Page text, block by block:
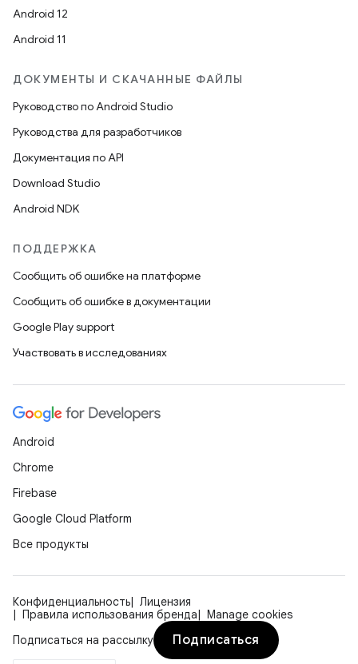
Android 12
Android 11
ДОКУМЕНТЫ И СКАЧАННЫЕ ФАЙЛЫ
Руководство по Android Studio
Руководства для разработчиков
Документация по API
Download Studio
Android NDK
ПОДДЕРЖКА
Сообщить об ошибке на платформе
Сообщить об ошибке в документации
Google Play support
Участвовать в исследованиях
Android
Chrome
Firebase
Google Cloud Platform
Все продукты
Конфиденциальность
Лицензия
Правила использования бренда
Manage cookies
Подписаться на рассылку
Подписаться